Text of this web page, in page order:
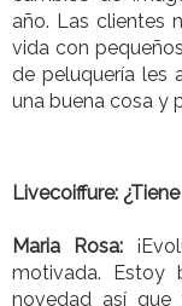
año. Las clientes
vida con
de peluquería les
una buena cosa y
Livecoiffure:
Maria Rosa:
motivada. Estoy
novedad así que